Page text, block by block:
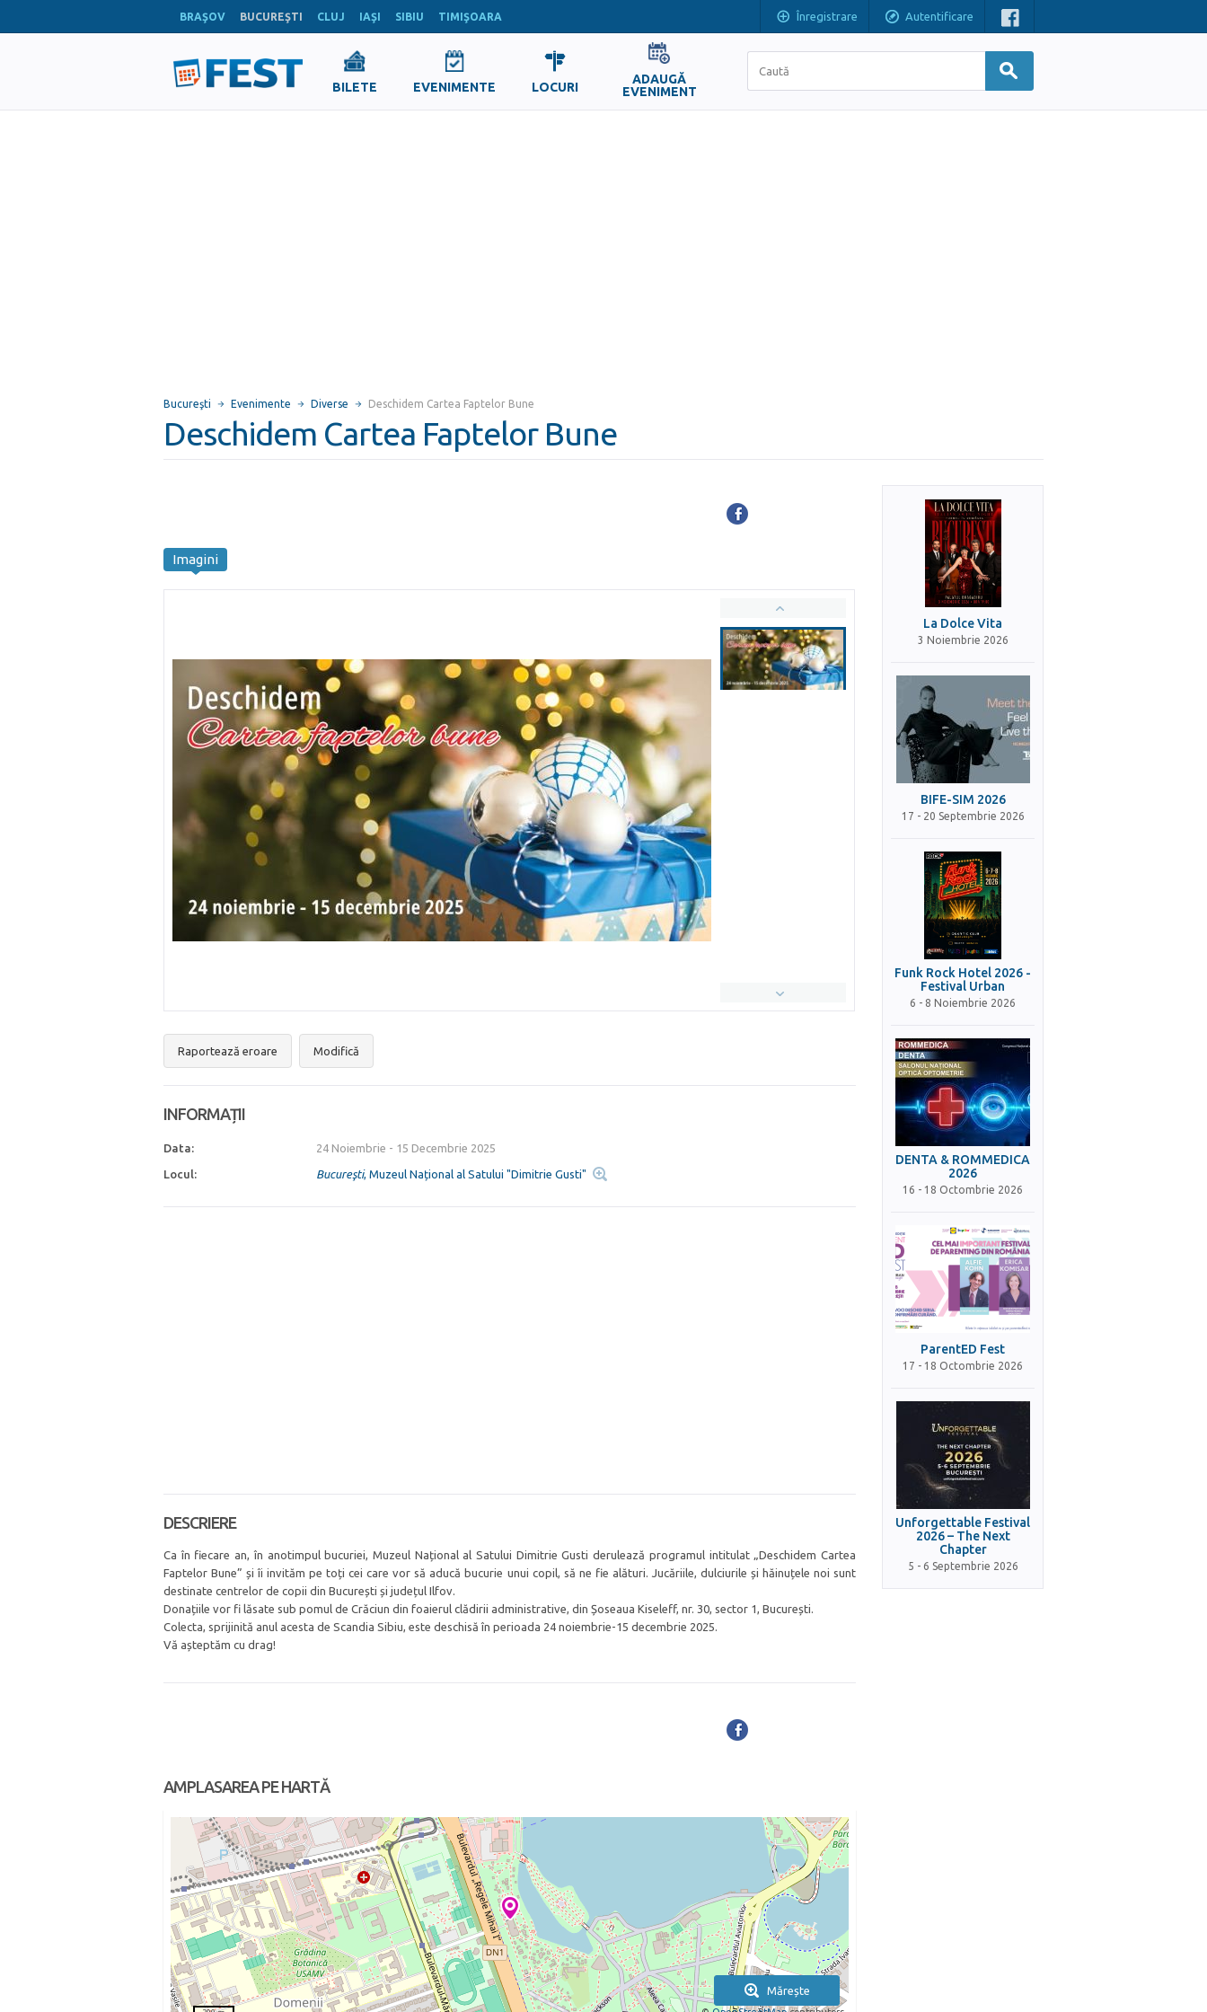
BRAŞOV BUCUREŞTI CLUJ IAŞI SIBIU TIMIŞOARA Înregistrare Autentificare
BILETE EVENIMENTE LOCURI
ADAUGĂ
EVENIMENT
Bucureşti Evenimente Diverse Deschidem Cartea Faptelor Bune
Deschidem Cartea Faptelor Bune
Imagini
Raportează eroare Modifică
INFORMAȚII
Data: 24 Noiembrie - 15 Decembrie 2025
Locul: Bucureşti, Muzeul Național al Satului "Dimitrie Gusti"
DESCRIERE
Ca în fiecare an, în anotimpul bucuriei, Muzeul Național al Satului Dimitrie Gusti derulează programul intitulat „Deschidem Cartea
Faptelor Bune” și îi invităm pe toți cei care vor să aducă bucurie unui copil, să ne fie alături. Jucăriile, dulciurile și hăinuțele noi sunt
destinate centrelor de copii din București și județul Ilfov.
Donațiile vor fi lăsate sub pomul de Crăciun din foaierul clădirii administrative, din Șoseaua Kiseleff, nr. 30, sector 1, București.
Colecta, sprijinită anul acesta de Scandia Sibiu, este deschisă în perioada 24 noiembrie-15 decembrie 2025.
Vă așteptăm cu drag!
AMPLASAREA PE HARTĂ
Mărește
La Dolce Vita
3 Noiembrie 2026
BIFE-SIM 2026
17 - 20 Septembrie 2026
Funk Rock Hotel 2026 -
Festival Urban
6 - 8 Noiembrie 2026
DENTA & ROMMEDICA
2026
16 - 18 Octombrie 2026
ParentED Fest
17 - 18 Octombrie 2026
Unforgettable Festival
2026 – The Next
Chapter
5 - 6 Septembrie 2026